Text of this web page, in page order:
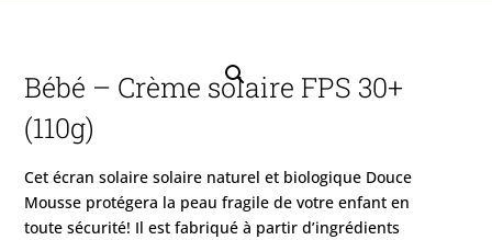
Bébé – Crème solaire FPS 30+
(110g)
Cet écran solaire solaire naturel et biologique Douce
Mousse protégera la peau fragile de votre enfant en
toute sécurité! Il est fabriqué à partir d’ingrédients